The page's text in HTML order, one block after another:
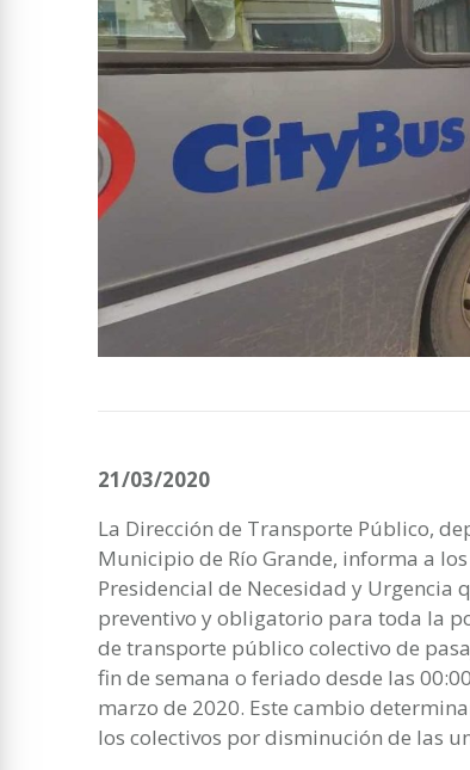
21/03/2020
La Dirección de Transporte Público,
Municipio de Río Grande, informa a
Presidencial de Necesidad y Urgencia
preventivo y obligatorio para toda la
de transporte público colectivo de
fin de semana o feriado desde las
marzo de 2020. Este cambio
los colectivos por disminución de las